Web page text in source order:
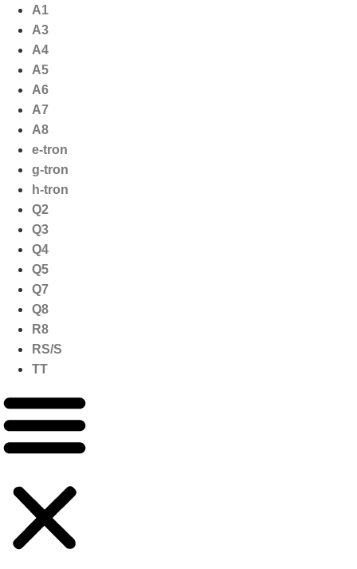
naar
inhoud
A1
A3
A4
A5
A6
A7
A8
e-tron
g-tron
h-tron
Q2
Q3
Q4
Q5
Q7
Q8
R8
RS/S
TT